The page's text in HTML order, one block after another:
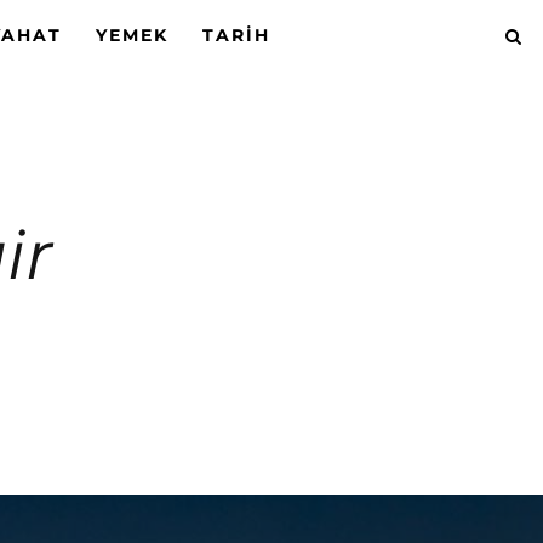
YEMEK TARIH